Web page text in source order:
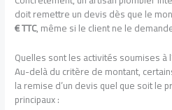
doit remettre un devis dès que le
€ TTC, même si le client ne le
Quelles sont les activités soumises à
Au-delà du critère de montant,
la remise d’un devis quel que soit le
principaux :